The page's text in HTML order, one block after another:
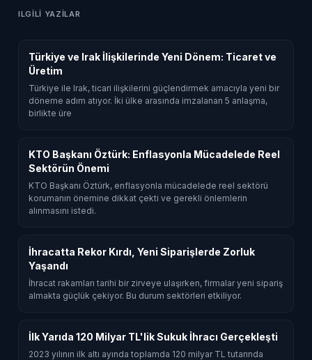
ILGILI YAZILAR
Türkiye ve Irak İlişkilerinde Yeni Dönem: Ticaret ve
Üretim
Türkiye ile Irak, ticari ilişkilerini güçlendirmek amacıyla yeni bir
döneme adım atıyor. İki ülke arasında imzalanan 5 anlaşma,
birlikte üre
KTO Başkanı Öztürk: Enflasyonla Mücadelede Reel
Sektörün Önemi
KTO Başkanı Öztürk, enflasyonla mücadelede reel sektörü
korumanın önemine dikkat çekti ve gerekli önlemlerin
alınmasını istedi.
İhracatta Rekor Kırdı, Yeni Siparişlerde Zorluk
Yaşandı
İhracat rakamları tarihi bir zirveye ulaşırken, firmalar yeni sipariş
almakta güçlük çekiyor. Bu durum sektörleri etkiliyor.
İlk Yarıda 120 Milyar TL'lik Sukuk İhracı Gerçekleşti
2023 yılının ilk altı ayında toplamda 120 milyar TL tutarında